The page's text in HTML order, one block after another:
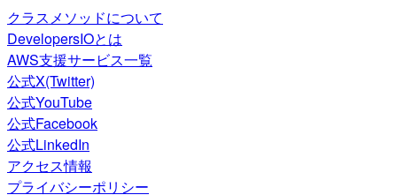
クラスメソッドについて
DevelopersIOとは
AWS支援サービス一覧
公式X(Twitter)
公式YouTube
公式Facebook
公式LinkedIn
アクセス情報
プライバシーポリシー